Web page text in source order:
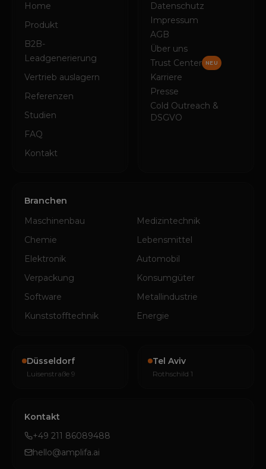
Home
Produkt
B2B-
Leadgenerierung
Vertrieb auslagern
Referenzen
Studien
FAQ
Kontakt
Datenschutz
Impressum
AGB
Über uns
Trust Center
NEU
Karriere
Presse
Cold Outreach &
DSGVO
Branchen
Maschinenbau
Medizintechnik
Chemie
Lebensmittel
Elektronik
Automobil
Verpackung
Konsumgüter
Software
Metallindustrie
Kunststofftechnik
Energie
Düsseldorf
Luisenstraße 9
Tel Aviv
Rothschild 1
Kontakt
+49 211 86089488
hello@amplifa.ai